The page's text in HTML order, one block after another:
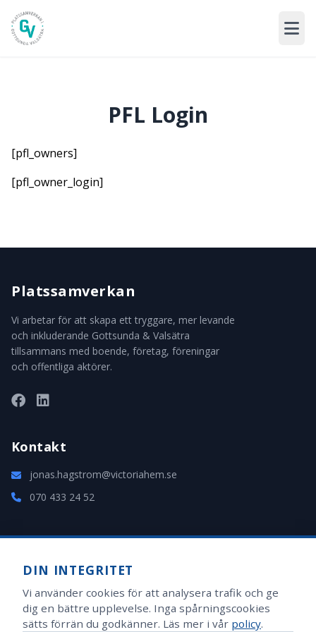
PFL Login
[pfl_owners]
[pfl_owner_login]
Platssamverkan
Vi arbetar för att skapa ett tryggare, mer levande
och inkluderande Gottsunda & Valsätra
tillsammans med boende, företag, föreningar
och offentliga aktörer.
Kontakt
jonas.hagstrom@victoriahem.se
070 433 24 52
Administration
Logga in i adminpanelen
Handledare
DIN INTEGRITET
Vi använder cookies för att analysera trafik och ge
dig en bättre upplevelse. Inga spårningscookies
sätts förrän du godkänner. Läs mer i vår policy.